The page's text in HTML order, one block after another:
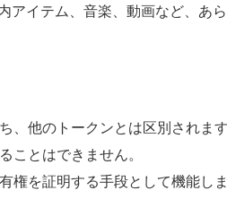
アイテム、音楽、動画など、あ
、他のトークンとは区別されま
ことはできません。
権を証明する手段として機能し